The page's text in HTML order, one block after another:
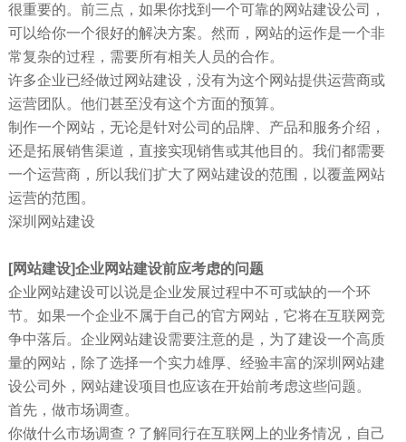
很重要的。前三点，如果你找到一个可靠的网站建设公司，
可以给你一个很好的解决方案。然而，网站的运作是一个非
常复杂的过程，需要所有相关人员的合作。
许多企业已经做过网站建设，没有为这个网站提供运营商或
运营团队。他们甚至没有这个方面的预算。
制作一个网站，无论是针对公司的品牌、产品和服务介绍，
还是拓展销售渠道，直接实现销售或其他目的。我们都需要
一个运营商，所以我们扩大了网站建设的范围，以覆盖网站
运营的范围。
深圳网站建设
[网站建设]企业网站建设前应考虑的问题
企业网站建设可以说是企业发展过程中不可或缺的一个环
节。如果一个企业不属于自己的官方网站，它将在互联网竞
争中落后。企业网站建设需要注意的是，为了建设一个高质
量的网站，除了选择一个实力雄厚、经验丰富的深圳网站建
设公司外，网站建设项目也应该在开始前考虑这些问题。
首先，做市场调查。
你做什么市场调查？了解同行在互联网上的业务情况，自己